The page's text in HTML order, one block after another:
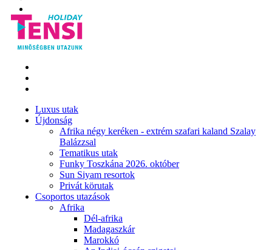
Luxus utak
Újdonság
Afrika négy keréken - extrém szafari kaland Szalay
Balázzsal
Tematikus utak
Funky Toszkána 2026. október
Sun Siyam resortok
Privát körutak
Csoportos utazások
Afrika
Dél-afrika
Madagaszkár
Marokkó